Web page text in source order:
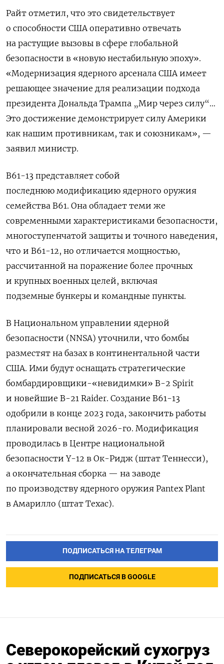
Райт отметил, что это свидетельствует
о способности США оперативно отвечать
на растущие вызовы в сфере глобальной
безопасности в «новую нестабильную эпоху».
«Модернизация ядерного арсенала США имеет
решающее значение для реализации подхода
президента Дональда Трампа „Мир через силу“…
Это достижение демонстрирует силу Америки
как нашим противникам, так и союзникам», —
заявил министр.
B61-13 представляет собой
последнюю модификацию ядерного оружия
семейства B61. Она обладает теми же
современными характеристиками безопасности,
многоступенчатой защиты и точного наведения,
что и B61-12, но отличается мощностью,
рассчитанной на поражение более прочных
и крупных военных целей, включая
подземные бункеры и командные пункты.
В Национальном управлении ядерной
безопасности (NNSA) уточнили, что бомбы
разместят на базах в континентальной части
США. Ими будут оснащать стратегические
бомбардировщики-«невидимки» B-2 Spirit
и новейшие B-21 Raider. Создание B61-13
одобрили в конце 2023 года, закончить работы
планировали весной 2026-го. Модификация
проводилась в Центре национальной
безопасности Y-12 в Ок-Ридж (штат Теннесси),
а окончательная сборка — на заводе
по производству ядерного оружия Pantex Plant
в Амарилло (штат Техас).
ПОДПИСАТЬСЯ НА ТЕЛЕГРАМ
ПОДПИСАТЬСЯ В GOOGLE
Северокорейский сухогруз